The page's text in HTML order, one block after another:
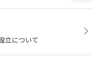
立について